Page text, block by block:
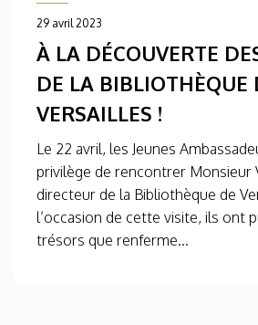
29 avril 2023
À LA DÉCOUVERTE
DE LA BIBLIOTHÈQUE
VERSAILLES !
Le 22 avril, les Jeunes
privilège de rencontrer Monsieur
directeur de la Bibliothèque de
l’occasion de cette visite, ils ont
trésors que renferme...